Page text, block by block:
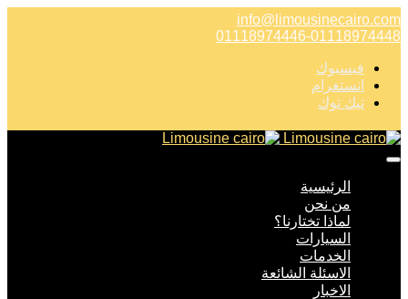
info@limousinecairo.com
01118974446-01118974448
فيسبوك
انستغرام
تيك توك
الرئيسية
من نحن
لماذا تختارنا؟
السيارات
الخدمات
الاسئلة الشائعة
الاخبار